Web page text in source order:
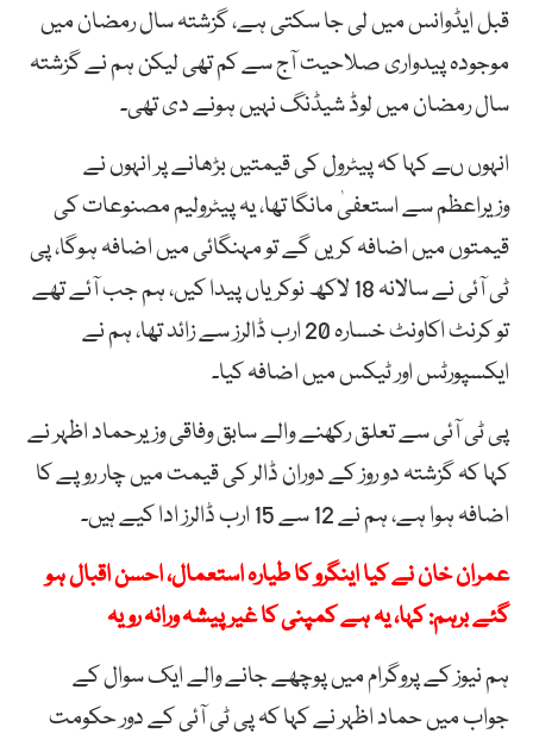
قبل ایڈوانس میں لی جا سکتی ہے، گزشتہ سال رمضان میں
موجودہ پیدواری صلاحیت آج سے کم تھی لیکن ہم نے گزشتہ
سال رمضان میں لوڈ شیڈنگ نہیں ہونے دی تھی۔
انہوں ںے کہا کہ پیٹرول کی قیمتیں بڑھانے پر انہوں نے
وزیراعظم سے استعفیٰ مانگا تھا، یہ پیٹرولیم مصنوعات کی
قیمتوں میں اضافہ کریں گے تو مہنگائی میں اضافہ ہوگا، پی
ٹی آئی نے سالانہ 18 لاکھ نوکریاں پیدا کیں، ہم جب آئے تھے
تو کرنٹ اکاونٹ خسارہ 20 ارب ڈالرز سے زائد تھا، ہم نے
ایکسپورٹس اور ٹیکس میں اضافہ کیا۔
پی ٹی آئی سے تعلق رکھنے والے سابق وفاقی وزیرحماد اظہر نے
کہا کہ گزشتہ دو روز کے دوران ڈالر کی قیمت میں چار روپے کا
اضافہ ہوا ہے، ہم نے 12 سے 15 ارب ڈالرز ادا کیے ہیں۔
عمران خان نے کیا اینگرو کا طیارہ استعمال، احسن اقبال ہو
گئے برہم: کہا، یہ ہے کمپنی کا غیر پیشہ ورانہ رویہ
ہم نیوز کے پروگرام میں پوچھے جانے والے ایک سوال کے
جواب میں حماد اظہر نے کہا کہ پی ٹی آئی کے دور حکومت